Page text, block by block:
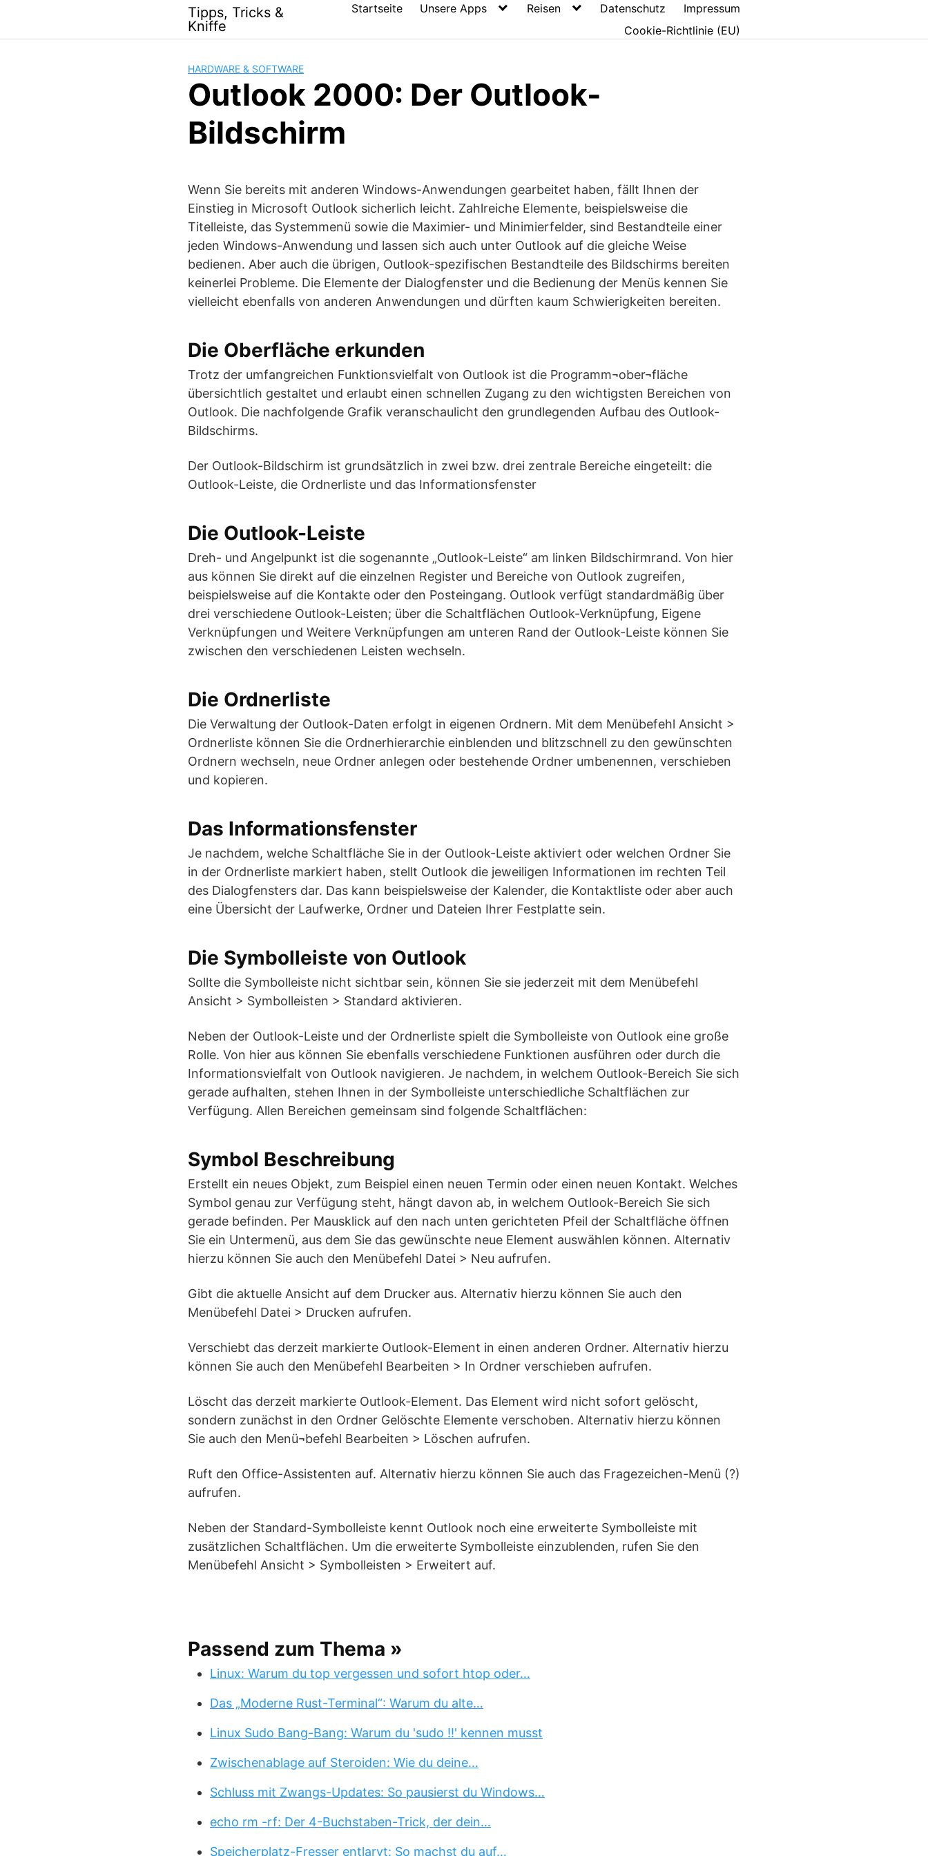
content
Tipps, Tricks &
Kniffe
Startseite Unsere Apps Reisen Datenschutz
Impressum
Cookie-Richtlinie (EU)
HARDWARE & SOFTWARE
Outlook 2000: Der Outlook-
Bildschirm
Wenn Sie bereits mit anderen Windows-Anwendungen gearbeitet haben, fällt Ihnen der
Einstieg in Microsoft Outlook sicherlich leicht. Zahlreiche Elemente, beispielsweise die
Titelleiste, das Systemmenü sowie die Maximier- und Minimierfelder, sind Bestandteile einer
jeden Windows-Anwendung und lassen sich auch unter Outlook auf die gleiche Weise
bedienen. Aber auch die übrigen, Outlook-spezifischen Bestandteile des Bildschirms bereiten
keinerlei Probleme. Die Elemente der Dialogfenster und die Bedienung der Menüs kennen Sie
vielleicht ebenfalls von anderen Anwendungen und dürften kaum Schwierigkeiten bereiten.
Die Oberfläche erkunden
Trotz der umfangreichen Funktionsvielfalt von Outlook ist die Programm¬ober¬fläche
übersichtlich gestaltet und erlaubt einen schnellen Zugang zu den wichtigsten Bereichen von
Outlook. Die nachfolgende Grafik veranschaulicht den grundlegenden Aufbau des Outlook-
Bildschirms.
Der Outlook-Bildschirm ist grundsätzlich in zwei bzw. drei zentrale Bereiche eingeteilt: die
Outlook-Leiste, die Ordnerliste und das Informationsfenster
Die Outlook-Leiste
Dreh- und Angelpunkt ist die sogenannte „Outlook-Leiste“ am linken Bildschirmrand. Von hier
aus können Sie direkt auf die einzelnen Register und Bereiche von Outlook zugreifen,
beispielsweise auf die Kontakte oder den Posteingang. Outlook verfügt standardmäßig über
drei verschiedene Outlook-Leisten; über die Schaltflächen Outlook-Verknüpfung, Eigene
Verknüpfungen und Weitere Verknüpfungen am unteren Rand der Outlook-Leiste können Sie
zwischen den verschiedenen Leisten wechseln.
Die Ordnerliste
Die Verwaltung der Outlook-Daten erfolgt in eigenen Ordnern. Mit dem Menübefehl Ansicht >
Ordnerliste können Sie die Ordnerhierarchie einblenden und blitzschnell zu den gewünschten
Ordnern wechseln, neue Ordner anlegen oder bestehende Ordner umbenennen, verschieben
und kopieren.
Das Informationsfenster
Je nachdem, welche Schaltfläche Sie in der Outlook-Leiste aktiviert oder welchen Ordner Sie
in der Ordnerliste markiert haben, stellt Outlook die jeweiligen Informationen im rechten Teil
des Dialogfensters dar. Das kann beispielsweise der Kalender, die Kontaktliste oder aber auch
eine Übersicht der Laufwerke, Ordner und Dateien Ihrer Festplatte sein.
Die Symbolleiste von Outlook
Sollte die Symbolleiste nicht sichtbar sein, können Sie sie jederzeit mit dem Menübefehl
Ansicht > Symbolleisten > Standard aktivieren.
Neben der Outlook-Leiste und der Ordnerliste spielt die Symbolleiste von Outlook eine große
Rolle. Von hier aus können Sie ebenfalls verschiedene Funktionen ausführen oder durch die
Informationsvielfalt von Outlook navigieren. Je nachdem, in welchem Outlook-Bereich Sie sich
gerade aufhalten, stehen Ihnen in der Symbolleiste unterschiedliche Schaltflächen zur
Verfügung. Allen Bereichen gemeinsam sind folgende Schaltflächen:
Symbol Beschreibung
Erstellt ein neues Objekt, zum Beispiel einen neuen Termin oder einen neuen Kontakt. Welches
Symbol genau zur Verfügung steht, hängt davon ab, in welchem Outlook-Bereich Sie sich
gerade befinden. Per Mausklick auf den nach unten gerichteten Pfeil der Schaltfläche öffnen
Sie ein Untermenü, aus dem Sie das gewünschte neue Element auswählen können. Alternativ
hierzu können Sie auch den Menübefehl Datei > Neu aufrufen.
Gibt die aktuelle Ansicht auf dem Drucker aus. Alternativ hierzu können Sie auch den
Menübefehl Datei > Drucken aufrufen.
Verschiebt das derzeit markierte Outlook-Element in einen anderen Ordner. Alternativ hierzu
können Sie auch den Menübefehl Bearbeiten > In Ordner verschieben aufrufen.
Löscht das derzeit markierte Outlook-Element. Das Element wird nicht sofort gelöscht,
sondern zunächst in den Ordner Gelöschte Elemente verschoben. Alternativ hierzu können
Sie auch den Menü¬befehl Bearbeiten > Löschen aufrufen.
Ruft den Office-Assistenten auf. Alternativ hierzu können Sie auch das Fragezeichen-Menü (?)
aufrufen.
Neben der Standard-Symbolleiste kennt Outlook noch eine erweiterte Symbolleiste mit
zusätzlichen Schaltflächen. Um die erweiterte Symbolleiste einzublenden, rufen Sie den
Menübefehl Ansicht > Symbolleisten > Erweitert auf.
Passend zum Thema »
Linux: Warum du top vergessen und sofort htop oder…
Das „Moderne Rust-Terminal“: Warum du alte…
Linux Sudo Bang-Bang: Warum du 'sudo !!' kennen musst
Zwischenablage auf Steroiden: Wie du deine…
Schluss mit Zwangs-Updates: So pausierst du Windows…
echo rm -rf: Der 4-Buchstaben-Trick, der dein…
Speicherplatz-Fresser entlarvt: So machst du auf…